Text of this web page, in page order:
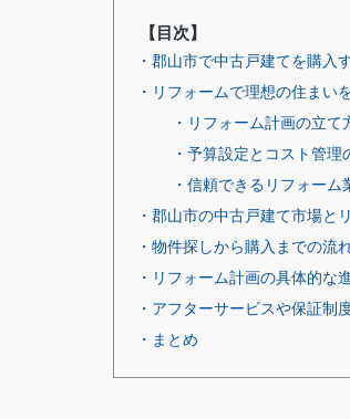
【目次】
・郡山市で中古戸建てを購入
・リフォームで理想の住まい
・リフォーム計画の立
・予算設定とコスト管理
・信頼できるリフォーム
・郡山市の中古戸建て市場と
・物件探しから購入までの流
・リフォーム計画の具体的な
・アフターサービスや保証制
・まとめ